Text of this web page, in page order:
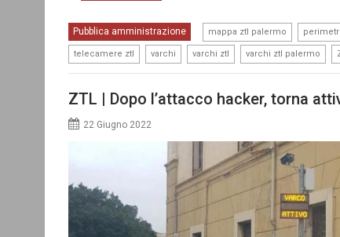
Pubblica amministrazione mappa ztl palermo
telecamere ztl varchi varchi ztl varchi ztl palermo
ZTL | Dopo l’attacco hacker, torna
22 Giugno 2022